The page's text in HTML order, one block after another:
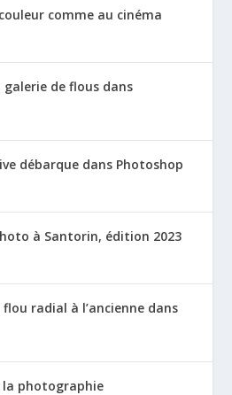
comme au cinéma
galerie de flous dans
débarque dans Photoshop
à Santorin, édition 2023
radial à l’ancienne dans
la photographie